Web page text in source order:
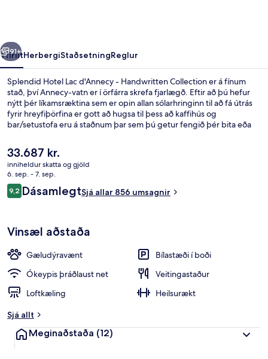
Collection
Næsta
91+
YfirlitHerbergiStaðsetningReglur
Splendid Hotel Lac d'Annecy - Handwritten Collection er á fínum
stað, því Annecy-vatn er í örfárra skrefa fjarlægð. Eftir að þú hefur
nýtt þér líkamsræktina sem er opin allan sólarhringinn til að fá útrás
fyrir hreyfiþörfina er gott að hugsa til þess að kaffihús og
bar/setustofa eru á staðnum þar sem þú getur fengið þér bita eða
mjög ánægðir en meðal þess sem þeir nefna sem sérstaka kosti eru
hjálpsamt starfsfólk og góð staðsetning.
Núverandi
verð
er
33.687 kr.
33.687 kr.
inniheldur skatta og gjöld
6. sep. - 7. sep.
Umsagnir
9,29,2 af 10
DásamlegtSjá allar 856 umsagnir
Vinsæl aðstaða
Gæludýravænt
Bílastæði í boði
Ókeypis þráðlaust net
Veitingastaður
Loftkæling
Heilsurækt
Sjá allt
Meginaðstaða (12)